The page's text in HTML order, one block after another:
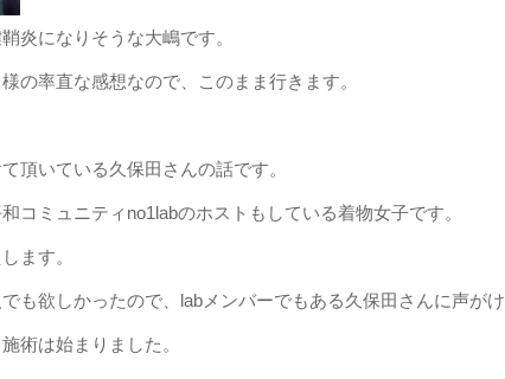
炎になりそうな大嶋です。
の率直な感想なので、このまま行きます。
頂いている久保田さんの話です。
コミュニティno1labのホストもしている着物女子です。
ます。
も欲しかったので、labメンバーでもある久保田さんに声がけ
術は始まりました。